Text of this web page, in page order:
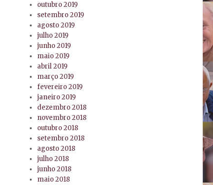
outubro 2019
setembro 2019
agosto 2019
julho 2019
junho 2019
maio 2019
abril 2019
março 2019
fevereiro 2019
janeiro 2019
dezembro 2018
novembro 2018
outubro 2018
setembro 2018
agosto 2018
julho 2018
junho 2018
maio 2018